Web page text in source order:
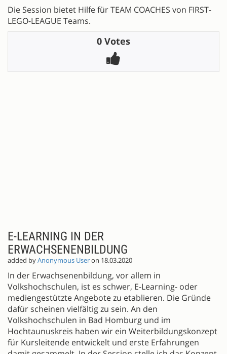
Die Session bietet Hilfe für TEAM COACHES von FIRST-
LEGO-LEAGUE Teams.
0 Votes
E-LEARNING IN DER
ERWACHSENENBILDUNG
added byAnonymous Useron 18.03.2020
In der Erwachsenenbildung, vor allem in
Volkshochschulen, ist es schwer, E-Learning- oder
mediengestützte Angebote zu etablieren. Die Gründe
dafür scheinen vielfältig zu sein. An den
Volkshochschulen in Bad Homburg und im
Hochtaunuskreis haben wir ein Weiterbildungskonzept
für Kursleitende entwickelt und erste Erfahrungen